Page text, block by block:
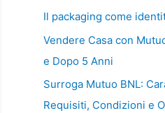
Il packaging come
Vendere Casa con
e Dopo 5 Anni
Surroga Mutuo BNL:
Requisiti, Condizioni e